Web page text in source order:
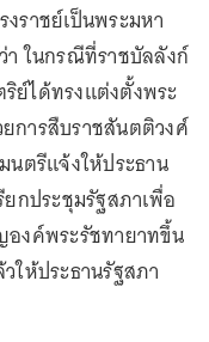
ราชย์เป็นพระมหา
า ในกรณีที่ราชบัลลังก์
ย์ได้ทรงแต่งตั้งพระ
การสืบราชสันตติวงศ์
ตรีแจ้งให้ประธาน
กประชุมรัฐสภาเพื่อ
งค์พระรัชทายาทขึ้น
ให้ประธานรัฐสภา